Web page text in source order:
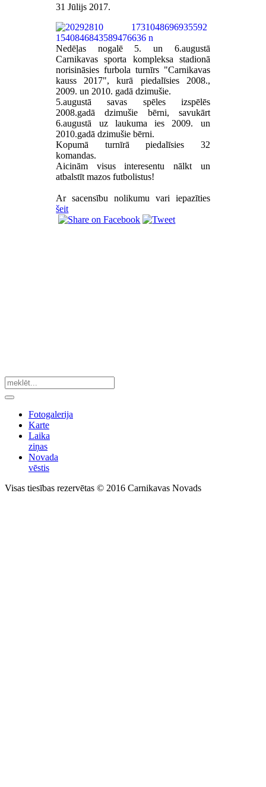
31 Jūlijs 2017.
Nedēļas nogalē 5. un 6.augustā
Carnikavas sporta kompleksa stadionā
norisināsies furbola turnīrs "Carnikavas
kauss 2017", kurā piedalīsies 2008.,
2009. un 2010. gadā dzimušie.
5.augustā savas spēles izspēlēs
2008.gadā dzimušie bērni, savukārt
6.augustā uz laukuma ies 2009. un
2010.gadā dzimušie bērni.
Kopumā turnīrā piedalīsies 32
komandas.
Aicinām visus interesentu nālkt un
atbalstīt mazos futbolistus!
Ar sacensību nolikumu vari iepazīties
šeit
Fotogalerija
Karte
Laika
ziņas
Novada
vēstis
Visas tiesības rezervētas © 2016 Carnikavas Novads